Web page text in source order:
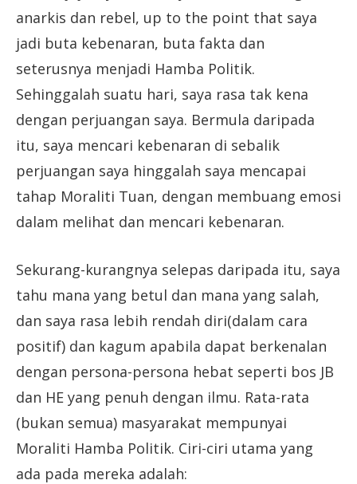
anarkis dan rebel, up to the point that saya
jadi buta kebenaran, buta fakta dan
seterusnya menjadi Hamba Politik.
Sehinggalah suatu hari, saya rasa tak kena
dengan perjuangan saya. Bermula daripada
itu, saya mencari kebenaran di sebalik
perjuangan saya hinggalah saya mencapai
tahap Moraliti Tuan, dengan membuang emosi
dalam melihat dan mencari kebenaran.
Sekurang-kurangnya selepas daripada itu, saya
tahu mana yang betul dan mana yang salah,
dan saya rasa lebih rendah diri(dalam cara
positif) dan kagum apabila dapat berkenalan
dengan persona-persona hebat seperti bos JB
dan HE yang penuh dengan ilmu. Rata-rata
(bukan semua) masyarakat mempunyai
Moraliti Hamba Politik. Ciri-ciri utama yang
ada pada mereka adalah: